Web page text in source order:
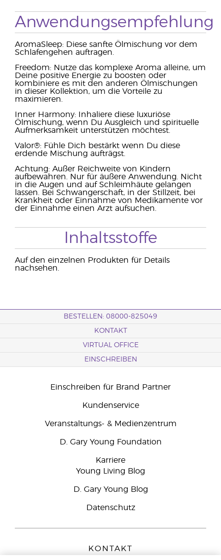
Anwendungsempfehlung
AromaSleep: Diese sanfte Ölmischung vor dem
Schlafengehen auftragen.
Freedom: Nutze das komplexe Aroma alleine, um
Deine positive Energie zu boosten oder
kombiniere es mit den anderen Ölmischungen
in dieser Kollektion, um die Vorteile zu
maximieren.
Inner Harmony: Inhaliere diese luxuriöse
Ölmischung, wenn Du Ausgleich und spirituelle
Aufmerksamkeit unterstützen möchtest.
Valor®: Fühle Dich bestärkt wenn Du diese
erdende Mischung aufträgst.
Achtung: Außer Reichweite von Kindern
aufbewahren. Nur für äußere Anwendung. Nicht
in die Augen und auf Schleimhäute gelangen
lassen. Bei Schwangerschaft, in der Stillzeit, bei
Krankheit oder Einnahme von Medikamente vor
der Einnahme einen Arzt aufsuchen.
Inhaltsstoffe
Auf den einzelnen Produkten für Details
nachsehen.
BESTELLEN: 08000-825049
KONTAKT
VIRTUAL OFFICE
EINSCHREIBEN
Einschreiben für Brand Partner
Kundenservice
Veranstaltungs- & Medienzentrum
D. Gary Young Foundation
Karriere
Young Living Blog
D. Gary Young Blog
Datenschutz
KONTAKT